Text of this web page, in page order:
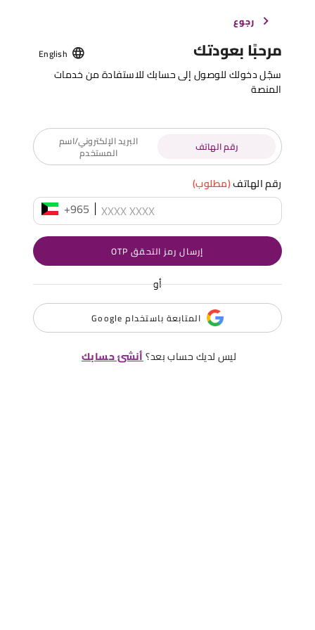
رجوع
مرحبًا بعودتك English
سجّل دخولك للوصول إلى حسابك للاستفادة من خدمات
المنصة
رقم الهاتف البريد الإلكتروني/اسم
المستخدم
رقم الهاتف(مطلوب)
+965
إرسال رمز التحقق OTP
أو
المتابعة باستخدام Google
ليس لديك حساب بعد؟أنشئ حسابك